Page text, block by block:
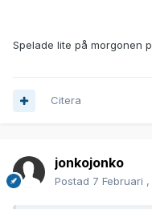
Spelade lite på morgonen
Citera
jonkojonko
Postad 7 Februari ,